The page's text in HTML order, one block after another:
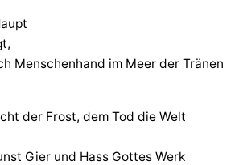
Menschenhand im Meer der Tränen
der Frost, dem Tod die Welt
Gier und Hass Gottes Werk